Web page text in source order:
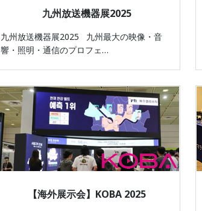
九州放送機器展2025
九州放送機器展2025 九州最大の映像・音
響・照明・通信のプロフェ…
【海外展示会】KOBA 2025